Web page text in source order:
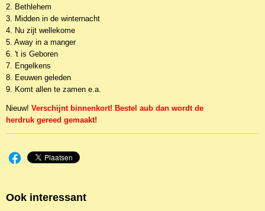
2. Bethlehem
3. Midden in de winternacht
4. Nu zijt wellekome
5. Away in a manger
6. 't is Geboren
7. Engelkens
8. Eeuwen geleden
9. Komt allen te zamen e.a.
Nieuw! Verschijnt binnenkort! Bestel aub dan wordt de
herdruk gereed gemaakt!
Ook interessant